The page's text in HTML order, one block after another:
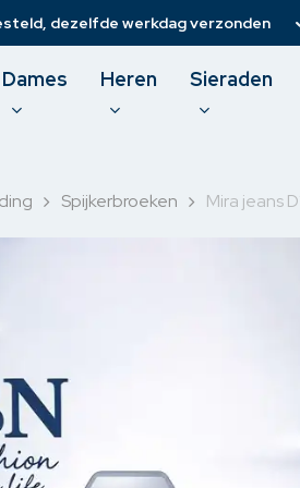
dezelfde werkdag verzonden
Dames Heren Sieraden
Spijkerbroeken Mira jeans